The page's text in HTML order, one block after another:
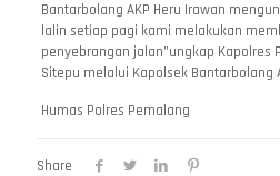
Bantarbolang AKP Heru Irawan
lalin setiap pagi kami melakukan
penyebrangan jalan”ungkap Kapolres
Sitepu melalui Kapolsek Bantarbolang
Humas Polres Pemalang
Share